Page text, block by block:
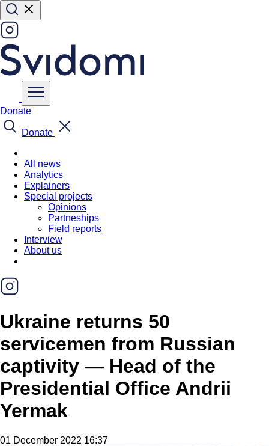
Donate
Donate
All news
Analytics
Explainers
Special projects
Opinions
Partneships
Field reports
Interview
About us
Ukraine returns 50
servicemen from Russian
captivity — Head of the
Presidential Office Andrii
Yermak
01 December 2022 16:37